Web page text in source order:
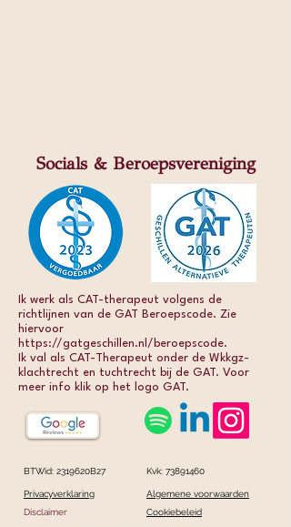
Socials & Beroepsvereniging
Ik werk als CAT-therapeut volgens de
richtlijnen van de GAT Beroepscode. Zie
hiervoor
https://gatgeschillen.nl/beroepscode.
Ik val als CAT-Therapeut onder de Wkkgz-
klachtrecht en tuchtrecht bij de GAT. Voor
meer info klik op het logo GAT.
BTWid: 2319620B27 Kvk: 73891460
Algemene voorwaarden
Privacyverklaring
Disclaimer
Cookiebeleid